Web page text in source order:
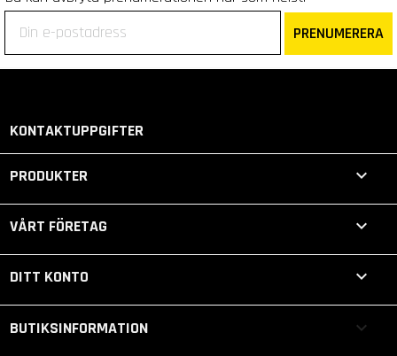
PRENUMERERA
KONTAKTUPPGIFTER
PRODUKTER 
VÅRT FÖRETAG 
DITT KONTO 
BUTIKSINFORMATION keyboard_arrow_down